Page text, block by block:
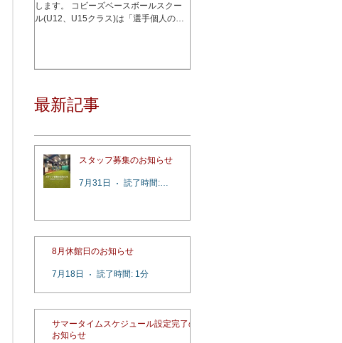
します。 コビーズベースボールスクー
ル(U12、U15クラス)は「選手個人の成
を行って参りました。 レッスン内容は
最新記事
スタッフ募集のお知らせ
7月31日 読了時間: 2分
8月休館日のお知らせ
7月18日 読了時間: 1分
サマータイムスケジュール設定完了の
お知らせ